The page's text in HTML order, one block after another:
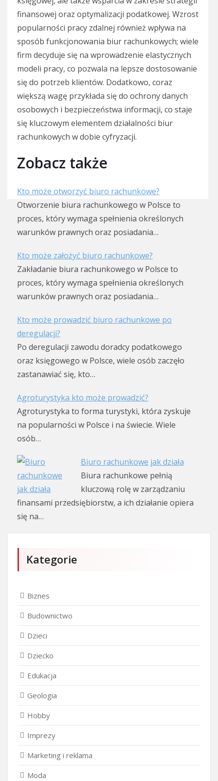
finansowej oraz optymalizacji podatkowej. Wzrost
popularności pracy zdalnej również wpływa na
sposób funkcjonowania biur rachunkowych; wiele
firm decyduje się na wprowadzenie elastycznych
modeli pracy, co pozwala na lepsze dostosowanie
się do potrzeb klientów. Dodatkowo, coraz
większą wagę przykłada się do ochrony danych
osobowych i bezpieczeństwa informacji, co staje
się kluczowym elementem działalności biur
rachunkowych w dobie cyfryzacji.
Zobacz także
Kto może otworzyć biuro rachunkowe?
Otworzenie biura rachunkowego w Polsce to
proces, który wymaga spełnienia określonych
warunków prawnych oraz posiadania…
Kto może założyć biuro rachunkowe?
Zakładanie biura rachunkowego w Polsce to
proces, który wymaga spełnienia określonych
warunków prawnych oraz posiadania…
Kto może prowadzić biuro rachunkowe po
deregulacji?
Po deregulacji zawodu doradcy podatkowego
oraz księgowego w Polsce, wiele osób zaczęło
zastanawiać się, kto…
Agroturystyka kto może prowadzić?
Agroturystyka to forma turystyki, która zyskuje
na popularności w Polsce i na świecie. Wiele
osób…
Biuro rachunkowe jak działa
Biura rachunkowe pełnią
kluczową rolę w zarządzaniu
finansami przedsiębiorstw, a ich działanie opiera
się na…
Kategorie
Biznes
Budownictwo
Dzieci
Dziecko
Edukacja
Geologia
Hobby
Imprezy
Marketing i reklama
Moda